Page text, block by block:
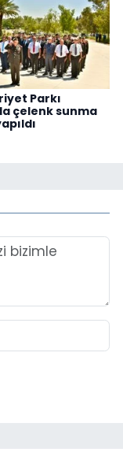
Parkı
çelenk sunma